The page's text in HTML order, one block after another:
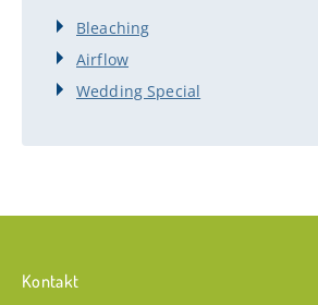
Bleaching
Airflow
Wedding Special
Kontakt